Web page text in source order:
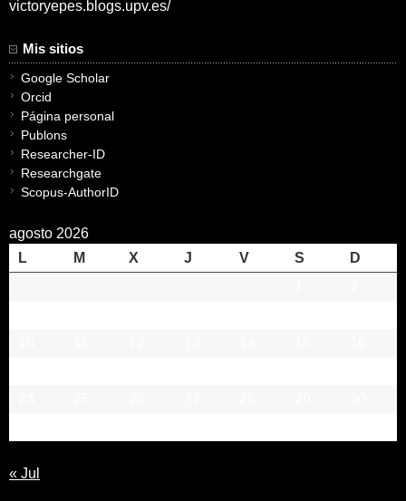
victoryepes.blogs.upv.es/
Mis sitios
Google Scholar
Orcid
Página personal
Publons
Researcher-ID
Researchgate
Scopus-AuthorID
agosto 2026
L
M X J V S
D
« Jul